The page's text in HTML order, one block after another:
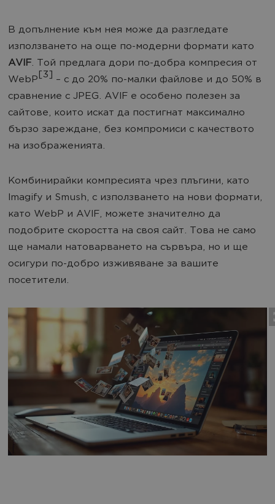
В допълнение към нея може да разгледате
използването на още по-модерни формати като
AVIF. Той предлага дори по-добра компресия от
WebP [3] – с до 20% по-малки файлове и до 50% в
сравнение с JPEG. AVIF е особено полезен за
сайтове, които искат да постигнат максимално
бързо зареждане, без компромиси с качеството
на изображенията.
Комбинирайки компресията чрез плъгини, като
Imagify и Smush, с използването на нови формати,
като WebP и AVIF, можете значително да
подобрите скоростта на своя сайт. Това не само
ще намали натоварването на сървъра, но и ще
осигури по-добро изживяване за вашите
посетители.